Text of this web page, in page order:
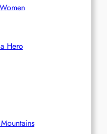
Hero